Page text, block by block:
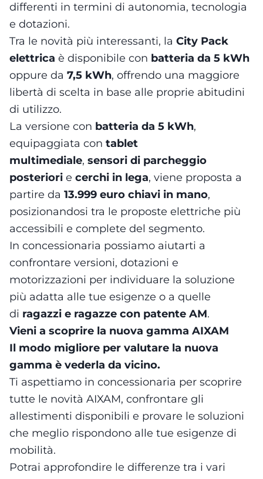
differenti in termini di autonomia, tecnologia
e dotazioni.
Tra le novità più interessanti, la City Pack
elettrica è disponibile con batteria da 5 kWh
oppure da 7,5 kWh, offrendo una maggiore
libertà di scelta in base alle proprie abitudini
di utilizzo.
La versione con batteria da 5 kWh,
equipaggiata con tablet
multimediale, sensori di parcheggio
posteriori e cerchi in lega, viene proposta a
partire da 13.999 euro chiavi in mano,
posizionandosi tra le proposte elettriche più
accessibili e complete del segmento.
In concessionaria possiamo aiutarti a
confrontare versioni, dotazioni e
motorizzazioni per individuare la soluzione
più adatta alle tue esigenze o a quelle
di ragazzi e ragazze con patente AM.
Vieni a scoprire la nuova gamma AIXAM
Il modo migliore per valutare la nuova
gamma è vederla da vicino.
Ti aspettiamo in concessionaria per scoprire
tutte le novità AIXAM, confrontare gli
allestimenti disponibili e provare le soluzioni
che meglio rispondono alle tue esigenze di
mobilità.
Potrai approfondire le differenze tra i vari